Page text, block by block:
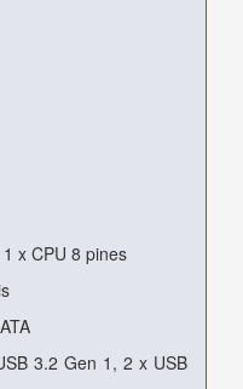
x CPU 8 pines
3.2 Gen 1, 2 x USB